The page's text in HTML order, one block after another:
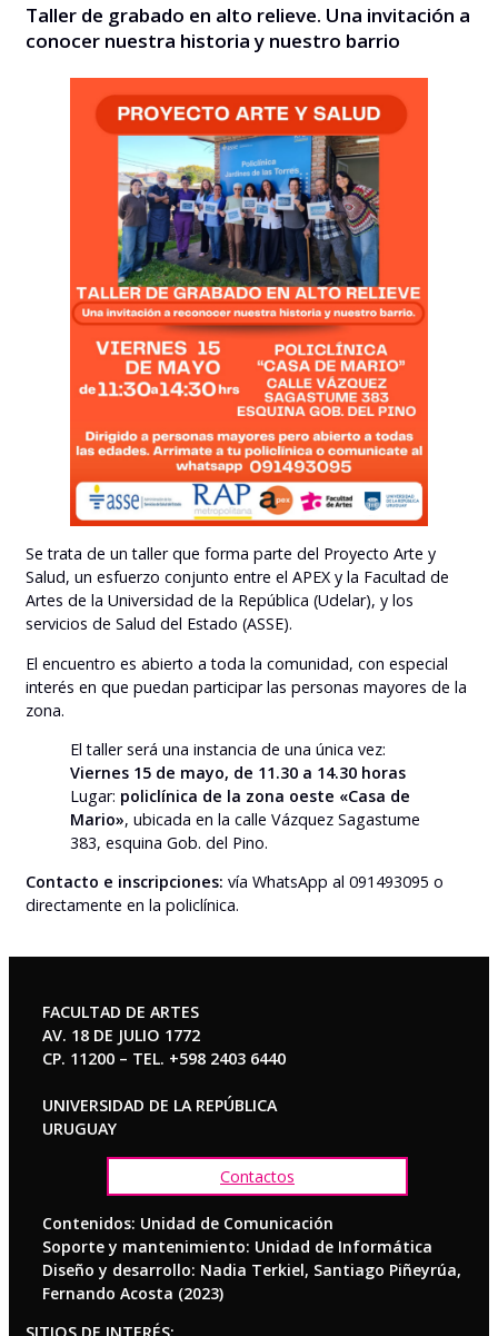
Taller de grabado en alto relieve. Una invitación a
conocer nuestra historia y nuestro barrio
Se trata de un taller que forma parte del Proyecto Arte y
Salud, un esfuerzo conjunto entre el APEX y la Facultad de
Artes de la Universidad de la República (Udelar), y los
servicios de Salud del Estado (ASSE).
El encuentro es abierto a toda la comunidad, con especial
interés en que puedan participar las personas mayores de la
zona.
El taller será una instancia de una única vez:
Viernes 15 de mayo, de 11.30 a 14.30 horas
Lugar: policlínica de la zona oeste «Casa de
Mario», ubicada en la calle Vázquez Sagastume
383, esquina Gob. del Pino.
Contacto e inscripciones: vía WhatsApp al 091493095 o
directamente en la policlínica.
FACULTAD DE ARTES
AV. 18 DE JULIO 1772
CP. 11200 – TEL. +598 2403 6440
UNIVERSIDAD DE LA REPÚBLICA
URUGUAY
Contactos
Contenidos: Unidad de Comunicación
Soporte y mantenimiento: Unidad de Informática
Diseño y desarrollo: Nadia Terkiel, Santiago Piñeyrúa,
Fernando Acosta (2023)
SITIOS DE INTERÉS: